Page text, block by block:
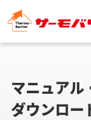
マニュアル
ダウンロー